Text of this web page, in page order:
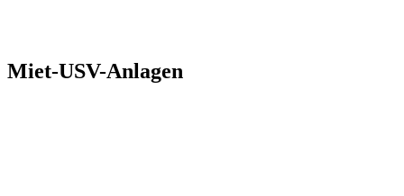
Miet-USV-Anlagen